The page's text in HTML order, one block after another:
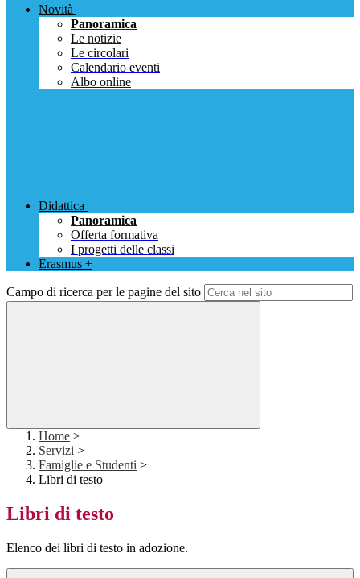
Novità
Panoramica
Le notizie
Le circolari
Calendario eventi
Albo online
Didattica
Panoramica
Offerta formativa
I progetti delle classi
Erasmus +
Campo di ricerca per le pagine del sito
Home >
Servizi >
Famiglie e Studenti >
Libri di testo
Libri di testo
Elenco dei libri di testo in adozione.